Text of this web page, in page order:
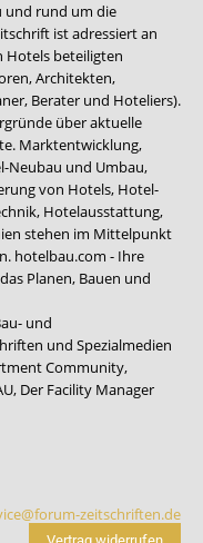
und rund um die
ist adressiert an
Hotels beteiligten
Architekten,
Berater und Hoteliers).
über aktuelle
Marktentwicklung,
Neubau und Umbau,
von Hotels, Hotel-
Hotelausstattung,
stehen im Mittelpunkt
hotelbau.com - Ihre
Planen, Bauen und
und
und Spezialmedien
Community,
, Der Facility Manager
zeitschriften.de